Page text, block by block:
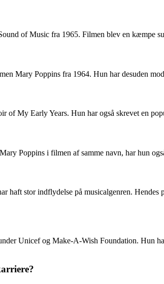
of Music fra 1965. Filmen blev en kæmpe
Mary Poppins fra 1964. Hun har desuden
My Early Years. Hun har også skrevet en
Poppins i filmen af samme navn, har hun
haft stor indflydelse på musicalgenren.
Unicef og Make-A-Wish Foundation. Hun